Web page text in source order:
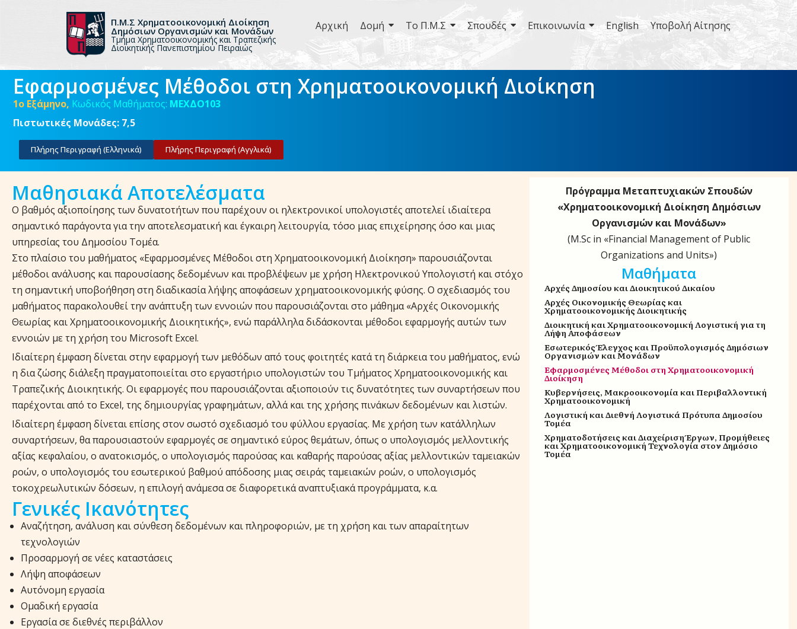
Μεταπηδήστε
Π.Μ.Σ Χρηματοοικονομική Διοίκηση
Δημόσιων Οργανισμών και Μονάδων
Τμήμα Χρηματοοικονομικής και Τραπεζικής
Διοικητικής Πανεπιστημίου Πειραιώς
Αρχική Δομή Το Π.Μ.Σ Σπουδές Επικοινωνία English Υποβολή Αίτησης
Εφαρμοσμένες Μέθοδοι στη Χρηματοοικονομική Διοίκηση
1ο Εξάμηνο, Κωδικός Μαθήματος: ΜΕΧΔΟ103
Πιστωτικές Μονάδες: 7,5
Πλήρης Περιγραφή (Ελληνικά) Πλήρης Περιγραφή (Αγγλικά)
Μαθησιακά Αποτελέσματα
Ο βαθμός αξιοποίησης των δυνατοτήτων που παρέχουν οι ηλεκτρονικοί υπολογιστές αποτελεί ιδιαίτερα
σημαντικό παράγοντα για την αποτελεσματική και έγκαιρη λειτουργία, τόσο μιας επιχείρησης όσο και μιας
υπηρεσίας του Δημοσίου Τομέα.
Στο πλαίσιο του μαθήματος «Εφαρμοσμένες Μέθοδοι στη Χρηματοοικονομική Διοίκηση» παρουσιάζονται
μέθοδοι ανάλυσης και παρουσίασης δεδομένων και προβλέψεων με χρήση Ηλεκτρονικού Υπολογιστή και στόχο
τη σημαντική υποβοήθηση στη διαδικασία λήψης αποφάσεων χρηματοοικονομικής φύσης. Ο σχεδιασμός του
μαθήματος παρακολουθεί την ανάπτυξη των εννοιών που παρουσιάζονται στο μάθημα «Αρχές Οικονομικής
Θεωρίας και Χρηματοοικονομικής Διοικητικής», ενώ παράλληλα διδάσκονται μέθοδοι εφαρμογής αυτών των
εννοιών με τη χρήση του Microsoft Excel.
Ιδιαίτερη έμφαση δίνεται στην εφαρμογή των μεθόδων από τους φοιτητές κατά τη διάρκεια του μαθήματος, ενώ
η δια ζώσης διάλεξη πραγματοποιείται στο εργαστήριο υπολογιστών του Τμήματος Χρηματοοικονομικής και
Τραπεζικής Διοικητικής. Οι εφαρμογές που παρουσιάζονται αξιοποιούν τις δυνατότητες των συναρτήσεων που
παρέχονται από το Excel, της δημιουργίας γραφημάτων, αλλά και της χρήσης πινάκων δεδομένων και λιστών.
Ιδιαίτερη έμφαση δίνεται επίσης στον σωστό σχεδιασμό του φύλλου εργασίας. Με χρήση των κατάλληλων
συναρτήσεων, θα παρουσιαστούν εφαρμογές σε σημαντικό εύρος θεμάτων, όπως ο υπολογισμός μελλοντικής
αξίας κεφαλαίου, ο ανατοκισμός, ο υπολογισμός παρούσας και καθαρής παρούσας αξίας μελλοντικών ταμειακών
ροών, ο υπολογισμός του εσωτερικού βαθμού απόδοσης μιας σειράς ταμειακών ροών, ο υπολογισμός
τοκοχρεωλυτικών δόσεων, η επιλογή ανάμεσα σε διαφορετικά αναπτυξιακά προγράμματα, κ.α.
Γενικές Ικανότητες
Αναζήτηση, ανάλυση και σύνθεση δεδομένων και πληροφοριών, με τη χρήση και των απαραίτητων
τεχνολογιών
Προσαρμογή σε νέες καταστάσεις
Λήψη αποφάσεων
Αυτόνομη εργασία
Ομαδική εργασία
Εργασία σε διεθνές περιβάλλον
Πρόγραμμα Μεταπτυχιακών Σπουδών
«Χρηματοοικονομική Διοίκηση Δημόσιων
Οργανισμών και Μονάδων»
(M.Sc in «Financial Management of Public
Organizations and Units»)
Μαθήματα
Αρχές Δημοσίου και Διοικητικού Δικαίου
Αρχές Οικονομικής Θεωρίας και
Χρηματοοικονομικής Διοικητικής
Διοικητική και Χρηματοοικονομική Λογιστική για τη
Λήψη Αποφάσεων
Εσωτερικός Έλεγχος και Προϋπολογισμός Δημόσιων
Οργανισμών και Μονάδων
Εφαρμοσμένες Μέθοδοι στη Χρηματοοικονομική
Διοίκηση
Κυβερνήσεις, Μακροοικονομία και Περιβαλλοντική
Χρηματοοικονομική
Λογιστική και Διεθνή Λογιστικά Πρότυπα Δημοσίου
Τομέα
Χρηματοδοτήσεις και Διαχείριση Έργων, Προμήθειες
και Χρηματοοικονομική Τεχνολογία στον Δημόσιο
Τομέα